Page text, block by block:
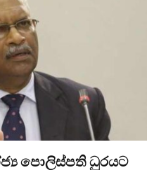
පොලිස්පති ධුරයට